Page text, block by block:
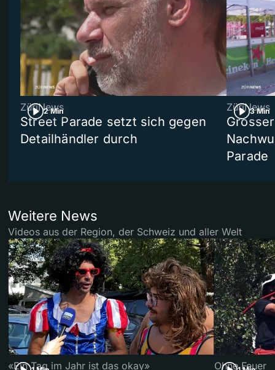
2 Min
ZüriNews
Street Parade setzt sich gegen
Detailhändler durch
3 Min
ZüriNews
Parade
Weitere News
Videos aus der Region, der Schweiz und aller Welt
«Ein Tag im Jahr ist das okay» Ohne Feuer